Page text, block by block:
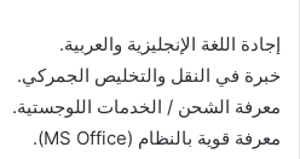
إجادة اللغة الإنجليزية والعربية.
خبرة في النقل والتخليص الجمركي.
معرفة الشحن / الخدمات اللوجستية.
معرفة قوية بالنظام (MS Office).